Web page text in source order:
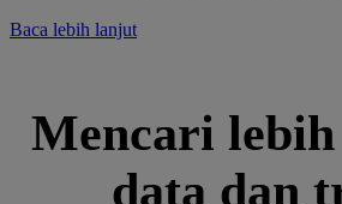
Baca lebih lanjut
Mencari
data dan